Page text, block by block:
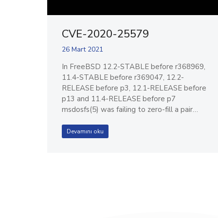
CVE-2020-25579
26 Mart 2021
In FreeBSD 12.2-STABLE before r368969,
11.4-STABLE before r369047, 12.2-
RELEASE before p3, 12.1-RELEASE before
p13 and 11.4-RELEASE before p7
msdosfs(5) was failing to zero-fill a pair…
Devamını oku